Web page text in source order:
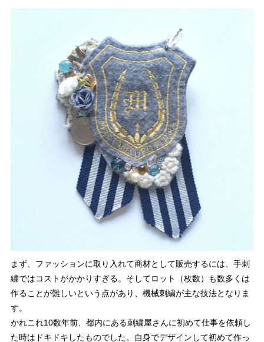
まず、ファッションに取り入れて商材として販売するには、手刺
繍ではコストがかかりすぎる。そしてロット（枚数）も数多くは
作ることが難しいという点があり、機械刺繍が主な技法となりま
す。
かれこれ10数年前、都内にある刺繍屋さんに初めて仕事を依頼し
た時はドキドキしたものでした。自身でデザインして初めて作っ